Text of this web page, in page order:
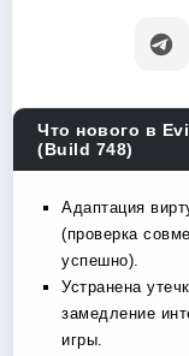
Что нового в
(Build 748)
Адаптация
(проверка
успешно).
Устранена
замедление
игры.